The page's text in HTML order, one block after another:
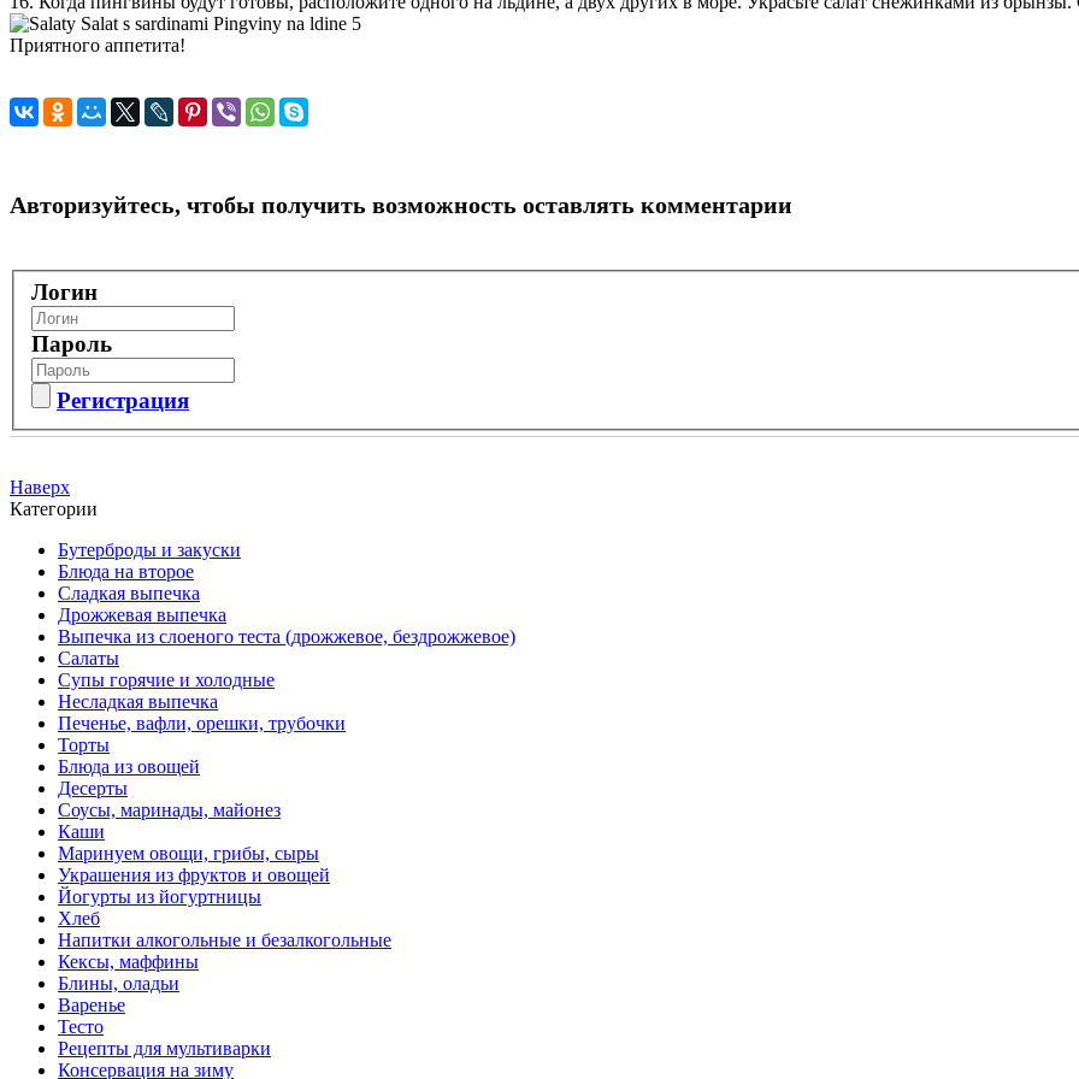
Приятного аппетита!
Авторизуйтесь, чтобы получить возможность оставлять комментарии
Логин
Пароль
Регистрация
Наверх
Категории
Бутерброды и закуски
Блюда на второе
Сладкая выпечка
Дрожжевая выпечка
Выпечка из слоеного теста (дрожжевое, бездрожжевое)
Салаты
Супы горячие и холодные
Несладкая выпечка
Печенье, вафли, орешки, трубочки
Торты
Блюда из овощей
Десерты
Соусы, маринады, майонез
Каши
Маринуем овощи, грибы, сыры
Украшения из фруктов и овощей
Йогурты из йогуртницы
Хлеб
Напитки алкогольные и безалкогольные
Кексы, маффины
Блины, оладьи
Варенье
Тесто
Рецепты для мультиварки
Консервация на зиму